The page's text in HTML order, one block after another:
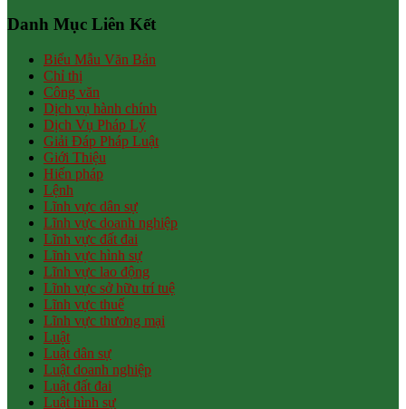
Danh Mục Liên Kết
Biểu Mẫu Văn Bản
Chỉ thị
Công văn
Dịch vụ hành chính
Dịch Vụ Pháp Lý
Giải Đáp Pháp Luật
Giới Thiệu
Hiến pháp
Lệnh
Lĩnh vực dân sự
Lĩnh vực doanh nghiệp
Lĩnh vực đất đai
Lĩnh vực hình sự
Lĩnh vực lao động
Lĩnh vực sở hữu trí tuệ
Lĩnh vực thuế
Lĩnh vực thương mại
Luật
Luật dân sự
Luật doanh nghiệp
Luật đất đai
Luật hình sự